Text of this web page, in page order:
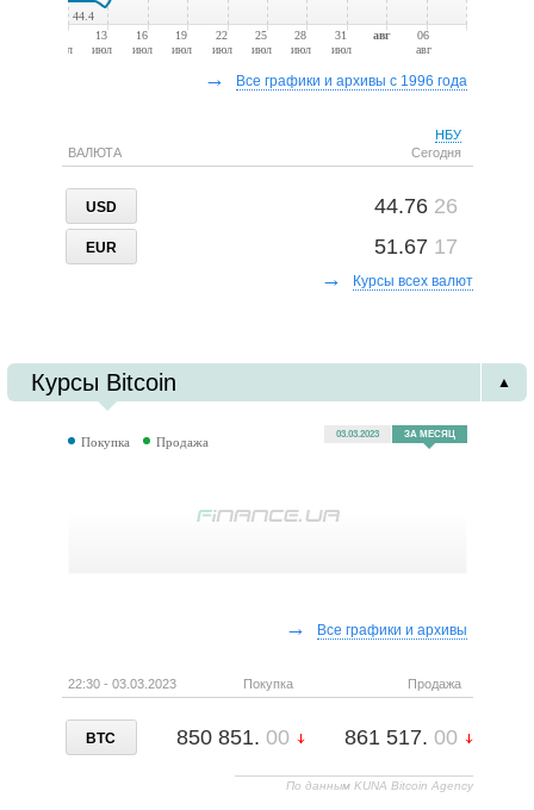
июл
13
июл
16
июл
19
июл
22
июл
25
июл
28
июл
31
июл
авг
06
авг
44.4
→ Все графики и архивы с 1996 года
ВАЛЮТА
НБУ
Сегодня
USD 44.76 26
EUR 51.67 17
→
Курсы всех валют
Курсы Bitcoin ▲
ЗА МЕСЯЦ
03.03.2023
Покупка Продажа
→ Все графики и архивы
22:30 - 03.03.2023 Покупка Продажа
BTC 850 851. 00 861 517. 00
По данным KUNA Bitcoin Agency